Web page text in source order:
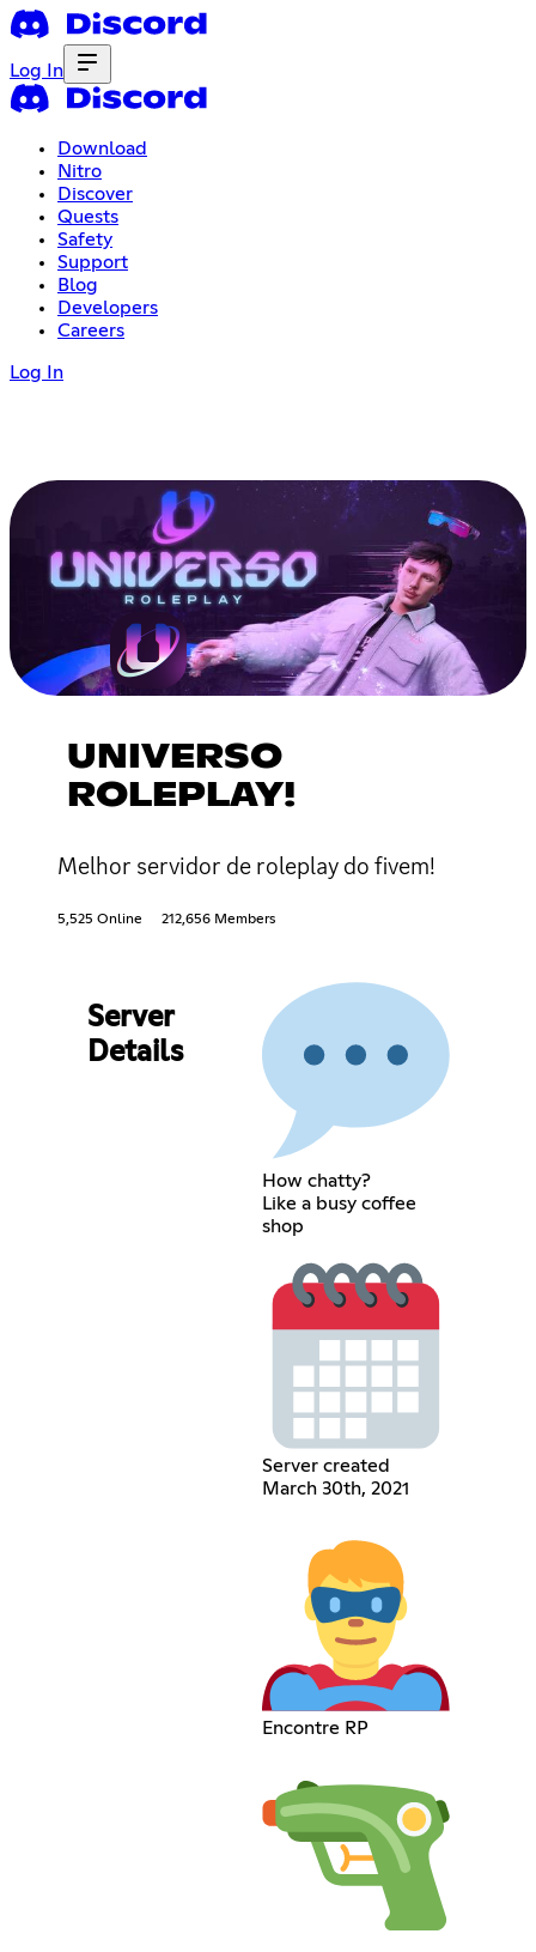
Log In
Download
Nitro
Discover
Quests
Safety
Support
Blog
Developers
Careers
Log In
UNIVERSO
ROLEPLAY!
Melhor servidor de roleplay do fivem!
5,525 Online 212,656 Members
Server
Details
How chatty?
Like a busy coffee
shop
Server created
March 30th, 2021
Encontre RP